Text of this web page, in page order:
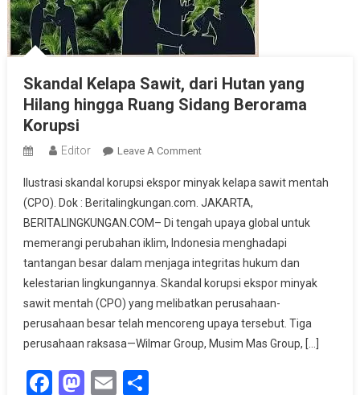
Skandal Kelapa Sawit, dari Hutan yang
Hilang hingga Ruang Sidang Berorama
Korupsi
Editor Leave A CommentOn
Kelapa
Sawit,
Dari
Hutan
Yang
Hilang
Berorama
Ilustrasi skandal korupsi ekspor minyak kelapa sawit mentah
(CPO). Dok : Beritalingkungan.com. JAKARTA,
BERITALINGKUNGAN.COM– Di tengah upaya global untuk
memerangi perubahan iklim, Indonesia menghadapi
tantangan besar dalam menjaga integritas hukum dan
kelestarian lingkungannya. Skandal korupsi ekspor minyak
sawit mentah (CPO) yang melibatkan perusahaan-
perusahaan besar telah mencoreng upaya tersebut.​ Tiga
perusahaan raksasa—Wilmar Group, Musim Mas Group, […]
Facebook
Mastodon
EmailShare